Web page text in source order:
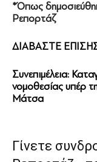
*Όπως
Ρεπορτάζ
ΔΙΑΒΑΣΤΕ
Συνεπιμέλεια:
νομοθεσίας υπέρ
Μάτσα
Γίνετε